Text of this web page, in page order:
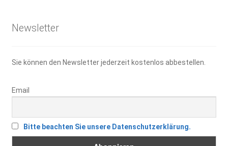
Newsletter
Sie können den Newsletter jederzeit kostenlos abbestellen.
Email
Bitte beachten Sie unsere Datenschutzerklärung.